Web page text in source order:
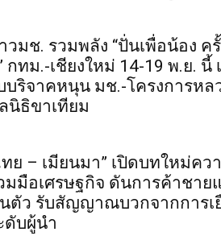
วมช. รวมพลัง “ปั่นเพื่อน้อง ค
กทม.-เชียงใหม่ 14-19 พ.ย. นี้
บริจาคหนุน มช.-โครงการหล
นิธิขาเทียม
ทย – เมียนมา” เปิดบทใหม่คว
มมือเศรษฐกิจ ดันการค้าชาย
ตัว รับสัญญาณบวกจากการเ
ดับผู้นำ